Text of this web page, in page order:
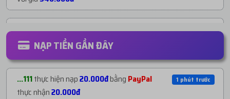
...hynmua1ID 21 - BM CHƯA TẠO TKQC -
BM5...với giá411.600đ
11 phút trước
...605mua9ID 14 - BM CHƯA TẠO TKQC -
BM5...với giá776.700đ
14 phút
NẠP TIỀN GẦN ĐÂY
...111thực hiện nạp20.000đbằng PayPal
thực nhận20.000đ
1 phút trước